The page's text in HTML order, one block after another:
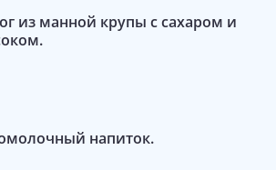
из манной крупы с сахаром и
напиток.